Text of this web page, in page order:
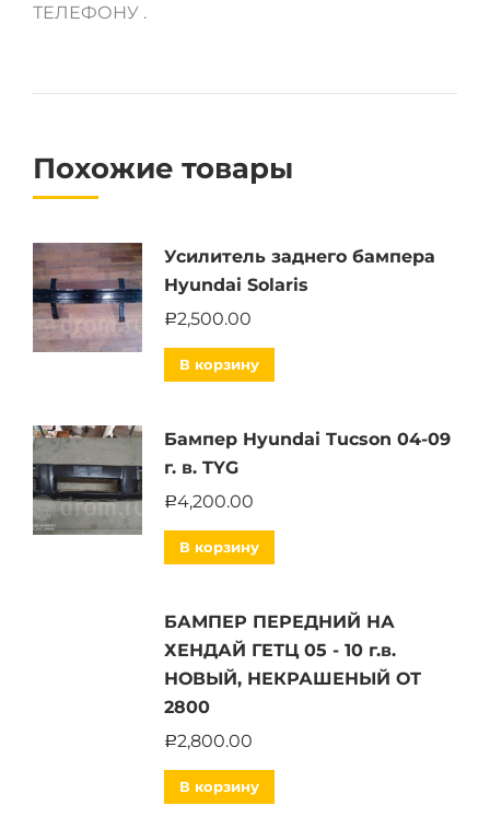
ТЕЛЕФОНУ .
Похожие товары
Усилитель заднего бампера
Hyundai Solaris
Р2,500.00
В корзину
Бампер Hyundai Tucson 04-09
г. в. TYG
Р4,200.00
В корзину
БАМПЕР ПЕРЕДНИЙ НА
ХЕНДАЙ ГЕТЦ 05 - 10 г.в.
НОВЫЙ, НЕКРАШЕНЫЙ ОТ
2800
Р2,800.00
В корзину